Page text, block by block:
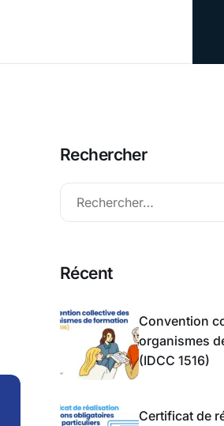
Rechercher
Récent
Convention
organismes
(IDCC 1516)
Certificat de